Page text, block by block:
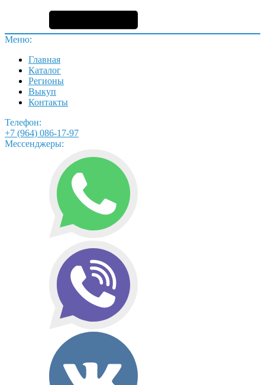
Меню:
Главная
Каталог
Регионы
Выкуп
Контакты
Телефон:
+7 (964) 086-17-97
Мессенджеры: